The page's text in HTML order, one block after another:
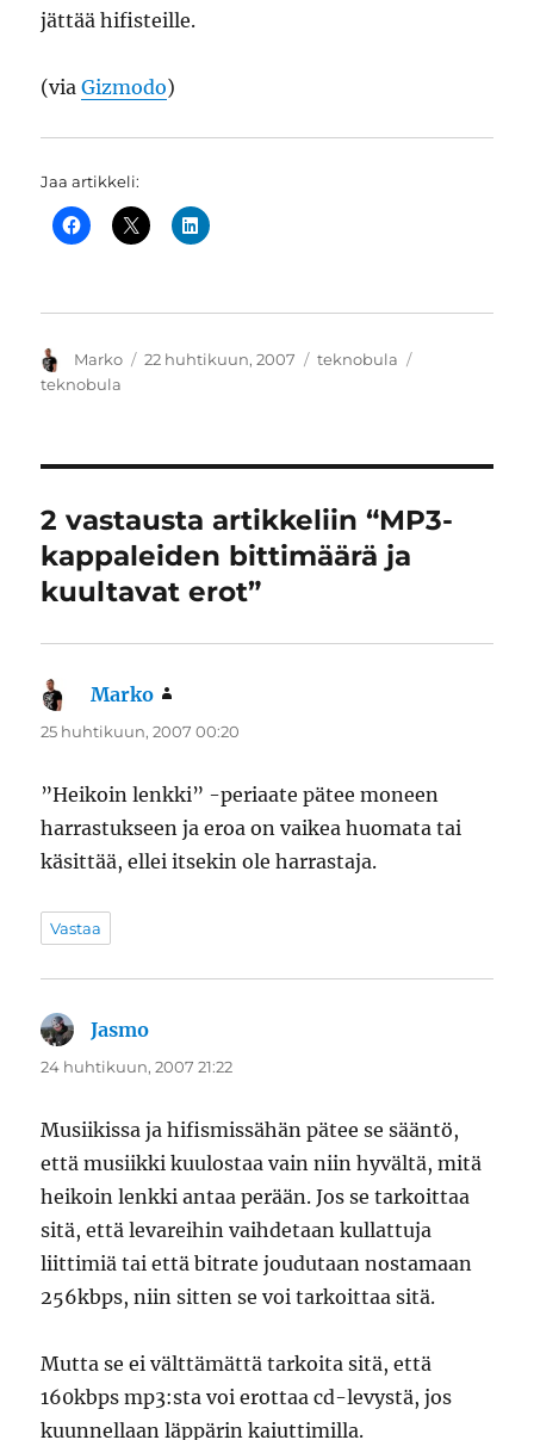
jättää hifisteille.
(viaGizmodo)
Jaa artikkeli:
Kirjoittaja
Marko Julkaistu
22 huhtikuun, 2007 Kategoriat
teknobula
teknobula
2 vastausta artikkeliin “MP3-
kappaleiden bittimäärä ja
kuultavat erot”
Marko
25 huhtikuun, 2007 00:20
”Heikoin lenkki” -periaate pätee moneen
harrastukseen ja eroa on vaikea huomata tai
käsittää, ellei itsekin ole harrastaja.
Vastaa
Jasmo
24 huhtikuun, 2007 21:22
Musiikissa ja hifismissähän pätee se sääntö,
että musiikki kuulostaa vain niin hyvältä, mitä
heikoin lenkki antaa perään. Jos se tarkoittaa
sitä, että levareihin vaihdetaan kullattuja
liittimiä tai että bitrate joudutaan nostamaan
256kbps, niin sitten se voi tarkoittaa sitä.
Mutta se ei välttämättä tarkoita sitä, että
160kbps mp3:sta voi erottaa cd-levystä, jos
kuunnellaan läppärin kaiuttimilla.